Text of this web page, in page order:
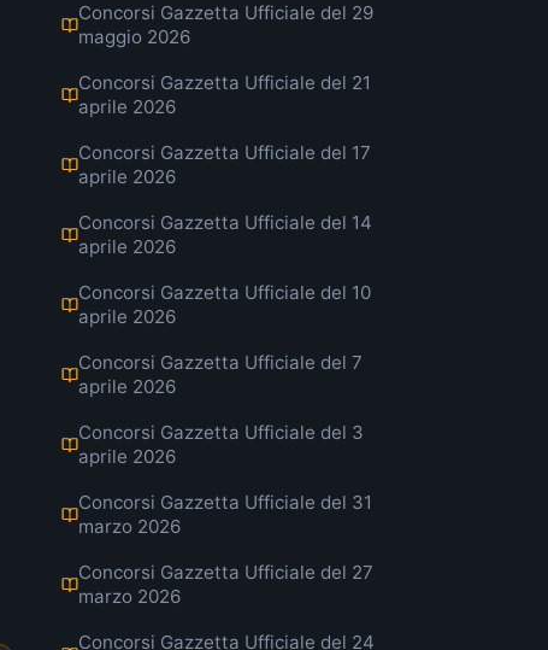
Concorsi Gazzetta Ufficiale del 29
maggio 2026
Concorsi Gazzetta Ufficiale del 21
aprile 2026
Concorsi Gazzetta Ufficiale del 17
aprile 2026
Concorsi Gazzetta Ufficiale del 14
aprile 2026
Concorsi Gazzetta Ufficiale del 10
aprile 2026
Concorsi Gazzetta Ufficiale del 7
aprile 2026
Concorsi Gazzetta Ufficiale del 3
aprile 2026
Concorsi Gazzetta Ufficiale del 31
marzo 2026
Concorsi Gazzetta Ufficiale del 27
marzo 2026
Concorsi Gazzetta Ufficiale del 24